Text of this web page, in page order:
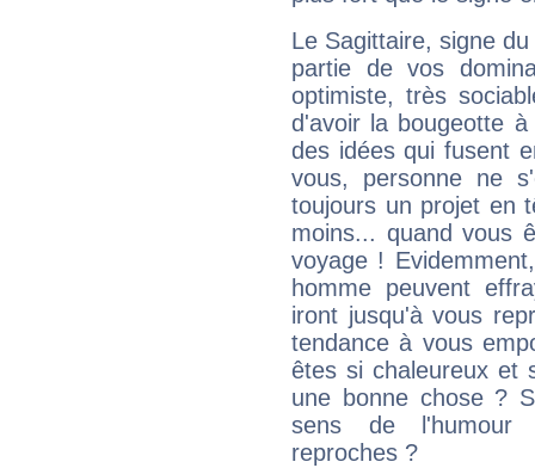
Le Sagittaire, signe
partie de vos
optimiste, très
d'avoir la bougeotte
des idées qui fusent
vous, personne ne
toujours un projet en
moins... quand vous
voyage !
homme peuvent
iront jusqu'à vous
tendance à vous
êtes si chaleureux et
une bonne chose ?
sens de l'humour
reproches ?